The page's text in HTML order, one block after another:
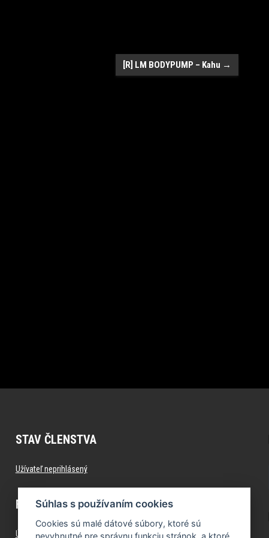
[R] LM BODYPUMP – Kahu →
STAV ČLENSTVA
Užívateľ neprihlásený
FITNESS.FORMFACTORY.SK
Úvod
Súhlas s používaním cookies
Cookies sú malé dátové súbory, ktoré sú
nevyhnutné pre správnu funkciu stránok, a ktoré